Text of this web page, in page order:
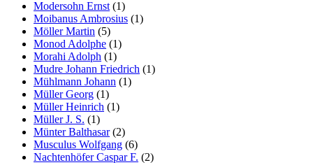
Modersohn Ernst (1)
Moibanus Ambrosius (1)
Möller Martin (5)
Monod Adolphe (1)
Morahi Adolph (1)
Mudre Johann Friedrich (1)
Mühlmann Johann (1)
Müller Georg (1)
Müller Heinrich (1)
Müller J. S. (1)
Münter Balthasar(2)
Musculus Wolfgang (6)
Nachtenhöfer Caspar F. (2)